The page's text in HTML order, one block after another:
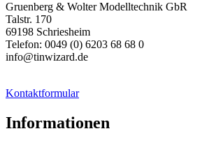
Gruenberg & Wolter Modelltechnik GbR
Talstr. 170
69198 Schriesheim
Telefon: 0049 (0) 6203 68 68 0
info@tinwizard.de
Kontaktformular
Informationen